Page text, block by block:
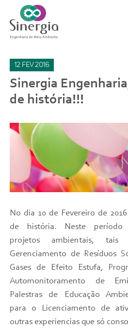
12 fev2016
Sinergia
de história!!!
No dia 10 de Fevereiro de
de história. Neste período
projetos ambientais,
Gerenciamento de Resíduos
Gases de Efeito Estufa,
Automonitoramento de
Palestras de Educação
para o Licenciamento de
outras experiencias que só